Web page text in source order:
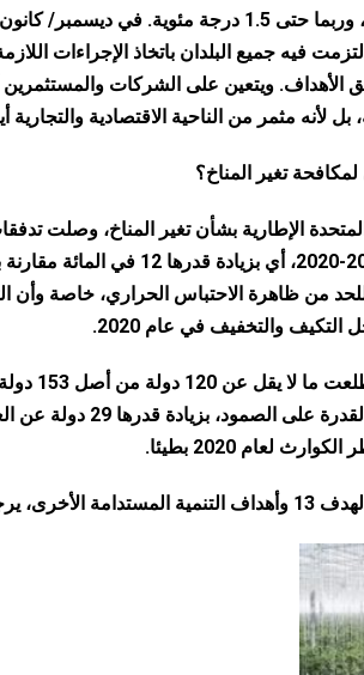
فيه جميع البلدان باتخاذ الإجراءات
الأهداف. ويتعين على الشركات
بل لأنه مثمر من الناحية الاقتصادية والتجارية
تغير المناخ؟
دولار في الفترة 2019-2020،
من ظاهرة الاحتباس الحراري، خاصة وأن
التكيف والتخفيف في عام 2020.
في عام
التكيف مع المناخ
لعام 2020 بطيئا.
يرجى زيارة: